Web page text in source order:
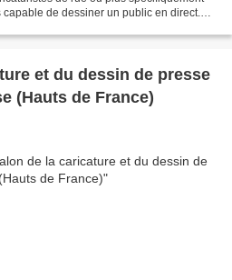
de dessiner un public en direct.
et du dessin de presse
(Hauts de France)